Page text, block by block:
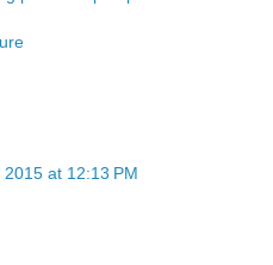
at 12:13 PM